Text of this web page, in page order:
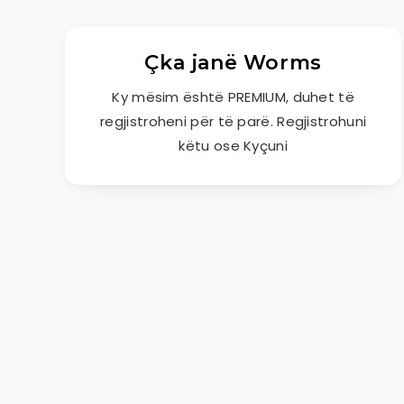
Çka janë Worms
Ky mësim është PREMIUM, duhet të
regjistroheni për të parë. Regjistrohuni
këtu ose Kyçuni